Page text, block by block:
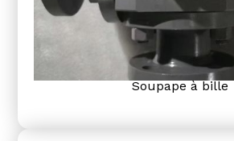
Soupape à bille